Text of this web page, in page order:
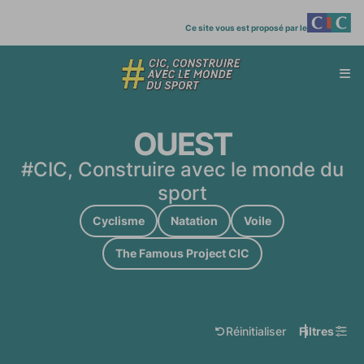
Ce site vous est proposé par le
menu
OUEST
#CIC, Construire avec le monde du
sport
Cyclisme Natation Voile
The Famous Project CIC
resetRéinitialiser
les filtres Filtresfilters